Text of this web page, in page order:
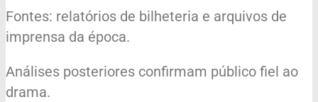
Fontes: relatórios de bilheteria e arquivos de
imprensa da época.
Análises posteriores confirmam público fiel ao
drama.